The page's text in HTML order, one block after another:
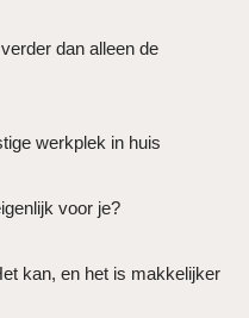
dan alleen de
werkplek in huis
voor je?
kan, en het is makkelijker